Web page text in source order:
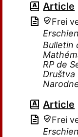
Article
Frei
Bulletin
RP de
Društva
Article
Frei